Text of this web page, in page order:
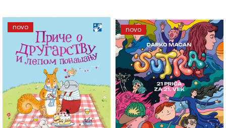
novo novo